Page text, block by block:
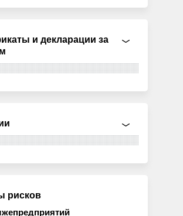
и декларации за
рисков